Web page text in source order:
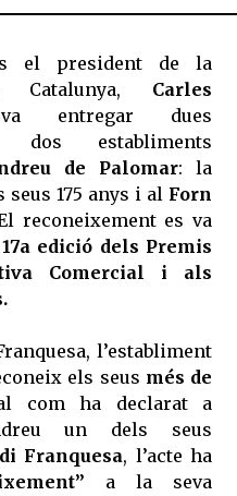
el president de la
Catalunya, Carles
entregar dues
establiments
de Palomar: la
seus 175 anys i al Forn
reconeixement es va
17a edició dels Premis
Comercial i als
l’establiment
els seus més de
com ha declarat a
un dels seus
Franquesa, l’acte ha
a la seva